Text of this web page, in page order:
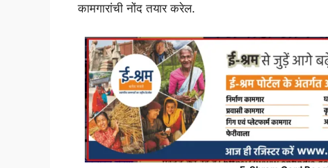
कामगारांची नोंद तयार करेल.